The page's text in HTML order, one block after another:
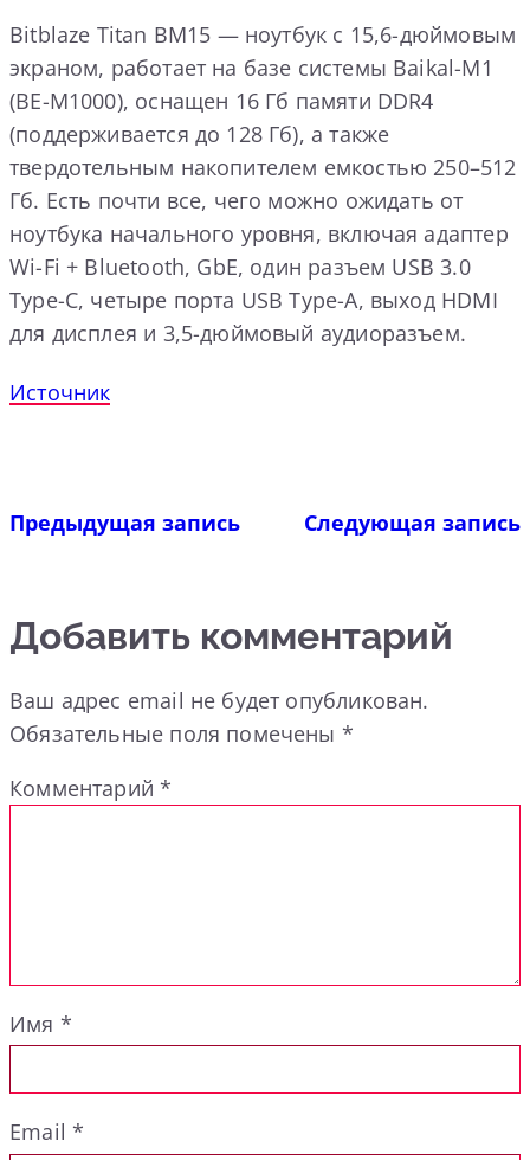
Bitblaze Titan BM15 — ноутбук с 15,6-дюймовым
экраном, работает на базе системы Baikal-M1
(BE-M1000), оснащен 16 Гб памяти DDR4
(поддерживается до 128 Гб), а также
твердотельным накопителем емкостью 250–512
Гб. Есть почти все, чего можно ожидать от
ноутбука начального уровня, включая адаптер
Wi-Fi + Bluetooth, GbE, один разъем USB 3.0
Type-C, четыре порта USB Type-A, выход HDMI
для дисплея и 3,5-дюймовый аудиоразъем.
Источник
Предыдущая запись Следующая запись
Добавить комментарий
Ваш адрес email не будет опубликован.
Обязательные поля помечены *
Комментарий*
Имя *
Email*